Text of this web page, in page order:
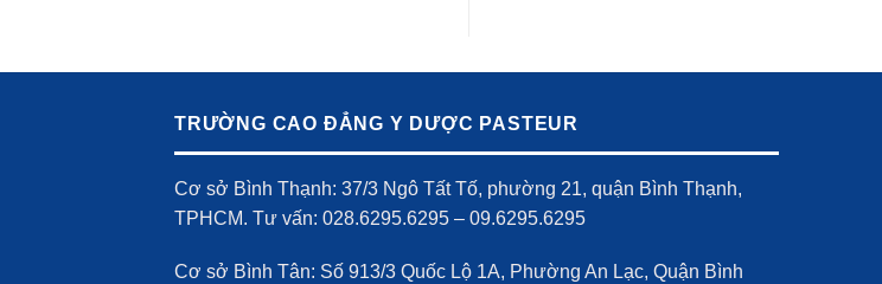
TRƯỜNG CAO ĐẲNG Y DƯỢC PASTEUR
Cơ sở Bình Thạnh: 37/3 Ngô Tất Tố, phường 21, quận Bình Thạnh,
TPHCM. Tư vấn: 028.6295.6295 – 09.6295.6295
Cơ sở Bình Tân: Số 913/3 Quốc Lộ 1A, Phường An Lạc, Quận Bình